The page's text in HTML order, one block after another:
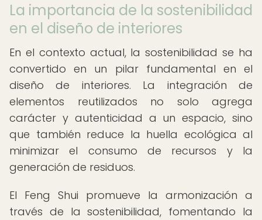
La importancia de la sostenibilidad
en el diseño de interiores
En el contexto actual, la sostenibilidad se ha
convertido en un pilar fundamental en el
diseño de interiores. La integración de
elementos reutilizados no solo agrega
carácter y autenticidad a un espacio, sino
que también reduce la huella ecológica al
minimizar el consumo de recursos y la
generación de residuos.
El Feng Shui promueve la armonización a
través de la sostenibilidad, fomentando la